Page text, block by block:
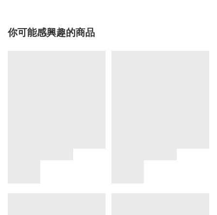
你可能感興趣的商品